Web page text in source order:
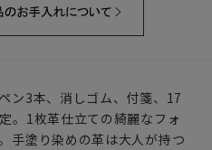
ン3本、消しゴム、付箋、17
。1枚革仕立ての綺麗なフォ
手塗り染めの革は大人が持つ